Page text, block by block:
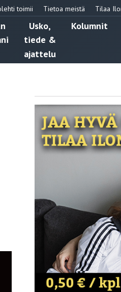
toimii Tietoa meistä Tilaa
Usko,
tiede &
ajattelu
Kolumnit